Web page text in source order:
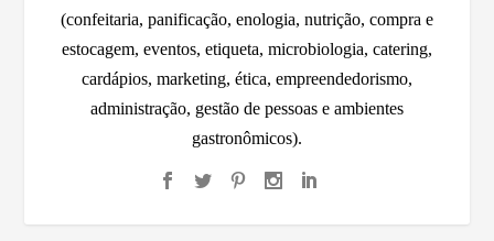
(confeitaria, panificação, enologia, nutrição, compra e
estocagem, eventos, etiqueta, microbiologia, catering,
cardápios, marketing, ética, empreendedorismo,
administração, gestão de pessoas e ambientes
gastronômicos).